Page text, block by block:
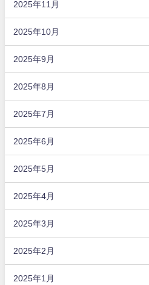
2025年11月
2025年10月
2025年9月
2025年8月
2025年7月
2025年6月
2025年5月
2025年4月
2025年3月
2025年2月
2025年1月